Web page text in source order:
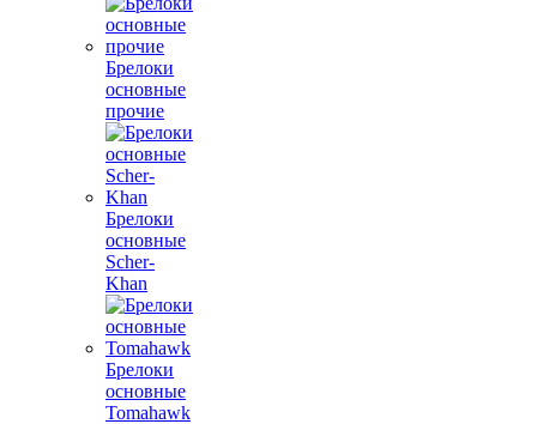
Брелоки
основные
прочие
Брелоки
основные
Scher-
Khan
Брелоки
основные
Tomahawk